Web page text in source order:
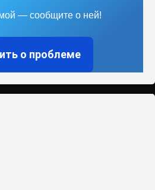
— сообщите о ней!
о проблеме